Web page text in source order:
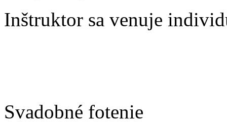
Inštruktor sa venuje
Svadobné fotenie